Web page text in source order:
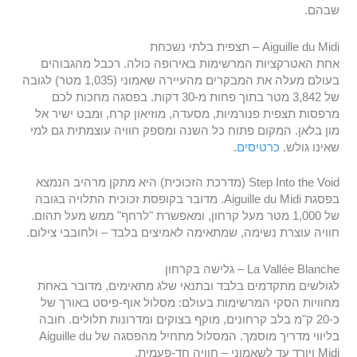
שבהם.
Aiguille du Midi – תצפית בלתי נשכחת
אחת האטרקציות המרשימות באירופה כולה. רכבל מהגבוהים
בעולם מעלה את המבקרים מהעיירה שאמוני (1,035 מטר) לגובה
של 3,842 מטר בתוך פחות מ-30 דקות. בפסגה מחכות לכם
מרפסות תצפית פנורמיות, מסעדה, מוזיאון קרח, ומבט ישיר אל
מון בלאן. המקום פתוח כל השנה ומספק חוויה עוצמתית גם למי
שאינו גולש. כרטיסים.
Step Into the Void (מדרכת הזכוכית) היא מתקן מרהיב הנמצא
בפסגת Aiguille du Midi. מדובר בקופסת זכוכית התלויה בגובה
של 1,000 מטר מעל קרחון, ומאפשרת "לרחף" ממש מעל תהום.
חוויה עוצרת נשימה, שמתאימה לאמיצים בלבד – ולחובבי צילום.
La Vallée Blanche – גלישה בקרחון
לגולשים מתקדמים בלבד ובתנאי שלג מתאימים, מדובר באחת
מחוויות הסקי המרשימות בעולם: מסלול אוף-פיסט באורך של
כ-20 ק"מ בלב קרחונים, מוקף בצוקים ומדרונות תלולים. חובה
בליווי מדריך מוסמך. המסלול מתחיל מהפסגה של Aiguille du
Midi ויורד עד לשאמוני – חוויה חד-פעמית.